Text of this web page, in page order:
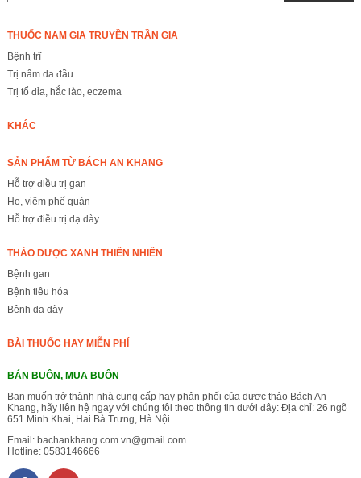
THUỐC NAM GIA TRUYỀN TRẦN GIA
Bệnh trĩ
Trị nấm da đầu
Trị tổ đỉa, hắc lào, eczema
KHÁC
SẢN PHẨM TỪ BÁCH AN KHANG
Hỗ trợ điều trị gan
Ho, viêm phế quản
Hỗ trợ điều trị dạ dày
THẢO DƯỢC XANH THIÊN NHIÊN
Bệnh gan
Bệnh tiêu hóa
Bệnh dạ dày
BÀI THUỐC HAY MIỄN PHÍ
BÁN BUÔN, MUA BUÔN
Bạn muốn trở thành nhà cung cấp hay phân phối của dược thảo Bách An
Khang, hãy liên hệ ngay với chúng tôi theo thông tin dưới đây: Địa chỉ: 26 ngõ
651 Minh Khai, Hai Bà Trưng, Hà Nội
Email: bachankhang.com.vn@gmail.com
Hotline: 0583146666